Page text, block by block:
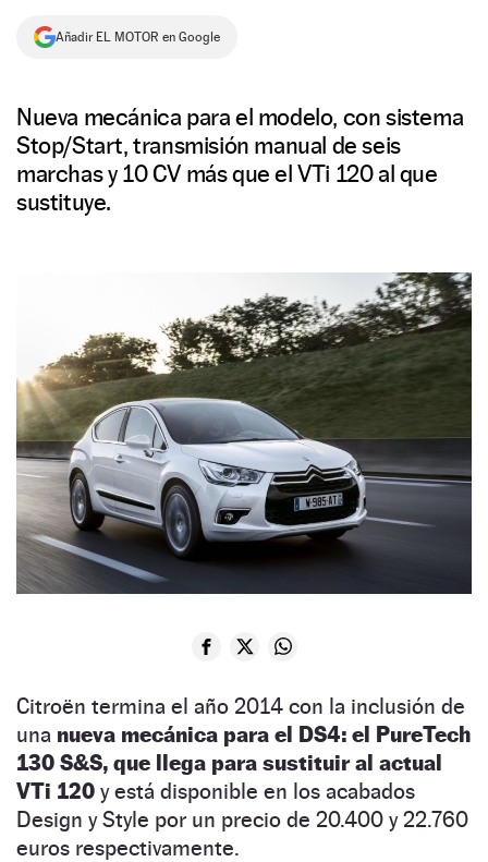
NEWSLETTER
Añadir EL MOTOR en Google
Nueva mecánica para el modelo, con sistema
Stop/Start, transmisión manual de seis
marchas y 10 CV más que el VTi 120 al que
sustituye.
Citroën termina el año 2014 con la inclusión de
una nueva mecánica para el DS4: el PureTech
130 S&S, que llega para sustituir al actual
VTi 120 y está disponible en los acabados
Design y Style por un precio de 20.400 y 22.760
euros respectivamente.